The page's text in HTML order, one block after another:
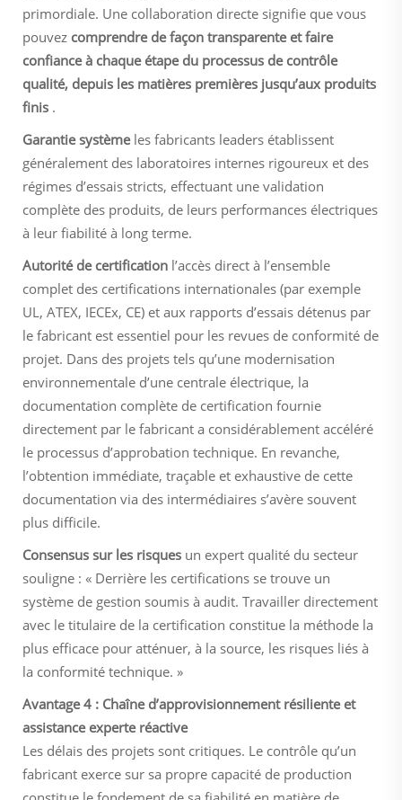
primordiale. Une collaboration directe signifie que vous
pouvez comprendre de façon transparente et faire
confiance à chaque étape du processus de contrôle
qualité, depuis les matières premières jusqu’aux produits
finis .
Garantie système les fabricants leaders établissent
généralement des laboratoires internes rigoureux et des
régimes d’essais stricts, effectuant une validation
complète des produits, de leurs performances électriques
à leur fiabilité à long terme.
Autorité de certification l’accès direct à l’ensemble
complet des certifications internationales (par exemple
UL, ATEX, IECEx, CE) et aux rapports d’essais détenus par
le fabricant est essentiel pour les revues de conformité de
projet. Dans des projets tels qu’une modernisation
environnementale d’une centrale électrique, la
documentation complète de certification fournie
directement par le fabricant a considérablement accéléré
le processus d’approbation technique. En revanche,
l’obtention immédiate, traçable et exhaustive de cette
documentation via des intermédiaires s’avère souvent
plus difficile.
Consensus sur les risques un expert qualité du secteur
souligne : « Derrière les certifications se trouve un
système de gestion soumis à audit. Travailler directement
avec le titulaire de la certification constitue la méthode la
plus efficace pour atténuer, à la source, les risques liés à
la conformité technique. »
Avantage 4 : Chaîne d’approvisionnement résiliente et
assistance experte réactive
Les délais des projets sont critiques. Le contrôle qu’un
fabricant exerce sur sa propre capacité de production